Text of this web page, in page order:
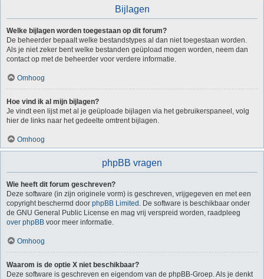
Bijlagen
Welke bijlagen worden toegestaan op dit forum?
De beheerder bepaalt welke bestandstypes al dan niet toegestaan worden.
Als je niet zeker bent welke bestanden geüpload mogen worden, neem dan
contact op met de beheerder voor verdere informatie.
Omhoog
Hoe vind ik al mijn bijlagen?
Je vindt een lijst met al je geüploade bijlagen via het gebruikerspaneel, volg
hier de links naar het gedeelte omtrent bijlagen.
Omhoog
phpBB vragen
Wie heeft dit forum geschreven?
Deze software (in zijn originele vorm) is geschreven, vrijgegeven en met een
copyright beschermd door phpBB Limited . De software is beschikbaar onder
de GNU General Public License en mag vrij verspreid worden, raadpleeg
over phpBB voor meer informatie.
Omhoog
Waarom is de optie X niet beschikbaar?
Deze software is geschreven en eigendom van de phpBB-Groep. Als je denkt